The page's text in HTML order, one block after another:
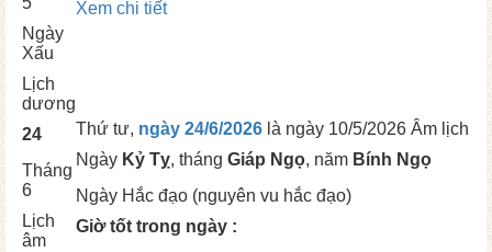
Ngày
Xấu
Xem chi tiết
Lịch
dương
24
Tháng
6
Lịch
âm
Thứ tư, ngày 24/6/2026 là ngày 10/5/2026 Âm lịch
Ngày Kỷ Tỵ, tháng Giáp Ngọ, năm Bính Ngọ
Ngày Hắc đạo (nguyên vu hắc đạo)
Giờ tốt trong ngày :